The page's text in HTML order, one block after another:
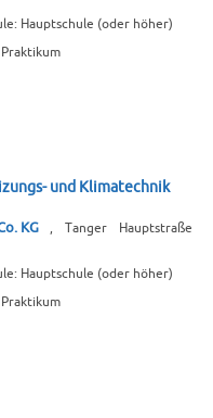
Hauptschule (oder höher)
und Klimatechnik
KG
, Tanger Hauptstraße
Hauptschule (oder höher)